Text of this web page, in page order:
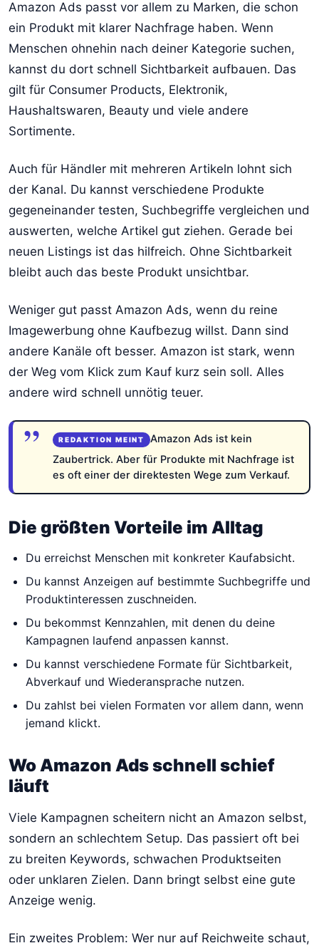
Amazon Ads passt vor allem zu Marken, die schon
ein Produkt mit klarer Nachfrage haben. Wenn
Menschen ohnehin nach deiner Kategorie suchen,
kannst du dort schnell Sichtbarkeit aufbauen. Das
gilt für Consumer Products, Elektronik,
Haushaltswaren, Beauty und viele andere
Sortimente.
Auch für Händler mit mehreren Artikeln lohnt sich
der Kanal. Du kannst verschiedene Produkte
gegeneinander testen, Suchbegriffe vergleichen und
auswerten, welche Artikel gut ziehen. Gerade bei
neuen Listings ist das hilfreich. Ohne Sichtbarkeit
bleibt auch das beste Produkt unsichtbar.
Weniger gut passt Amazon Ads, wenn du reine
Imagewerbung ohne Kaufbezug willst. Dann sind
andere Kanäle oft besser. Amazon ist stark, wenn
der Weg vom Klick zum Kauf kurz sein soll. Alles
andere wird schnell unnötig teuer.
Amazon Ads ist kein
Zaubertrick. Aber für Produkte mit Nachfrage ist
es oft einer der direktesten Wege zum Verkauf.
Die größten Vorteile im Alltag
Du erreichst Menschen mit konkreter Kaufabsicht.
Du kannst Anzeigen auf bestimmte Suchbegriffe und
Produktinteressen zuschneiden.
Du bekommst Kennzahlen, mit denen du deine
Kampagnen laufend anpassen kannst.
Du kannst verschiedene Formate für Sichtbarkeit,
Abverkauf und Wiederansprache nutzen.
Du zahlst bei vielen Formaten vor allem dann, wenn
jemand klickt.
Wo Amazon Ads schnell schief
läuft
Viele Kampagnen scheitern nicht an Amazon selbst,
sondern an schlechtem Setup. Das passiert oft bei
zu breiten Keywords, schwachen Produktseiten
oder unklaren Zielen. Dann bringt selbst eine gute
Anzeige wenig.
Ein zweites Problem: Wer nur auf Reichweite schaut,